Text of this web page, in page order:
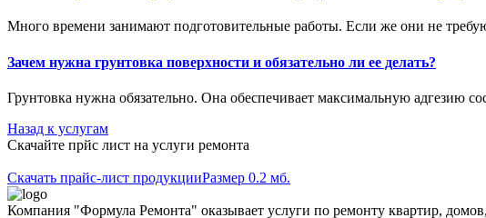
Много времени занимают подготовительные работы. Если же они не
Зачем нужна грунтовка поверхности и обязательно ли ее делать?
Грунтовка нужна обязательно. Она обеспечивает максимальную адгезию
Назад к услугам
Скачайте прйс лист на услуги ремонта
Скачать прайс-лист продукцииРазмер 0.2 мб.
Компания "Формула Ремонта" оказывает услуги по ремонту квартир,